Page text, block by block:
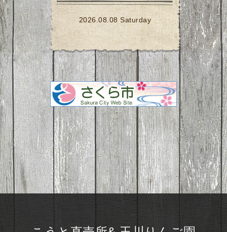
2026.08.08 Saturday